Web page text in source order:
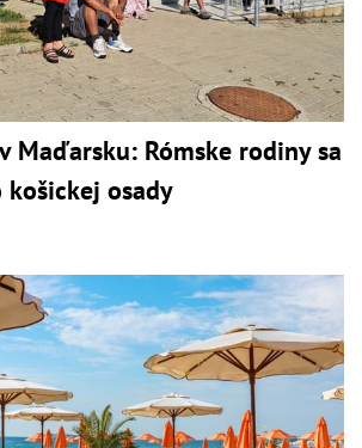
Maďarsku: Rómske rodiny sa
osady